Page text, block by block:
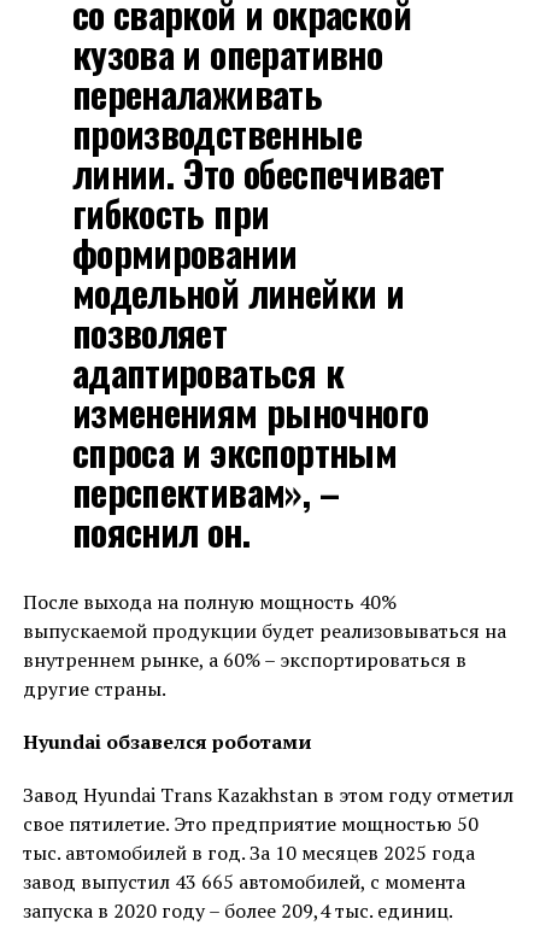
со сваркой и окраской
кузова и оперативно
переналаживать
производственные
линии. Это обеспечивает
гибкость при
формировании
модельной линейки и
позволяет
адаптироваться к
изменениям рыночного
спроса и экспортным
перспективам», –
пояснил он.
После выхода на полную мощность 40%
выпускаемой продукции будет реализовываться на
внутреннем рынке, а 60% – экспортироваться в
другие страны.
Hyundai обзавелся роботами
Завод Hyundai Trans Kazakhstan в этом году отметил
свое пятилетие. Это предприятие мощностью 50
тыс. автомобилей в год. За 10 месяцев 2025 года
завод выпустил 43 665 автомобилей, с момента
запуска в 2020 году – более 209,4 тыс. единиц.